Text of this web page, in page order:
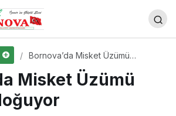
Bornova’da Misket Üzümü
Misket Üzümü
Okyay Sındır’ın adı yeni
yaşayacak